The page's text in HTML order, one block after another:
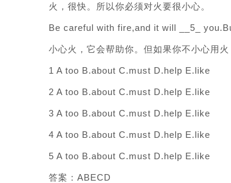
火，很快。所以你必须对火要很小心。
Be careful with fire,and it will __5_
小心火，它会帮助你。但如果你不小心用
1 A too B.about C.must D.help E.like
2 A too B.about C.must D.help E.like
3 A too B.about C.must D.help E.like
4 A too B.about C.must D.help E.like
5 A too B.about C.must D.help E.like
答案：ABECD